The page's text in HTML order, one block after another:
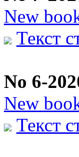
New
Текст
No 6-
New
Текст